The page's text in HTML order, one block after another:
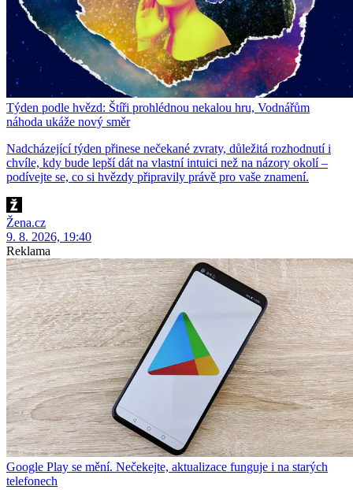
Týden podle hvězd: Štíři prohlédnou nekalou hru, Vodnářům
náhoda ukáže nový směr
Nadcházející týden přinese nečekané zvraty, důležitá rozhodnutí i
chvíle, kdy bude lepší dát na vlastní intuici než na názory okolí –
podívejte se, co si hvězdy připravily právě pro vaše znamení.
Žena.cz
9. 8. 2026, 19:40
Reklama
Google Play se mění. Nečekejte, aktualizace funguje i na starých
telefonech